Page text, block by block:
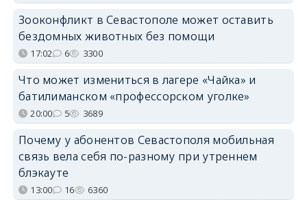
Зооконфликт в Севастополе может оставить
бездомных животных без помощи
17:02 6 3300
Что может измениться в лагере «Чайка» и
батилиманском «профессорском уголке»
20:00 5 3689
Почему у абонентов Севастополя мобильная
связь вела себя по-разному при утреннем
блэкауте
13:00 16 6360